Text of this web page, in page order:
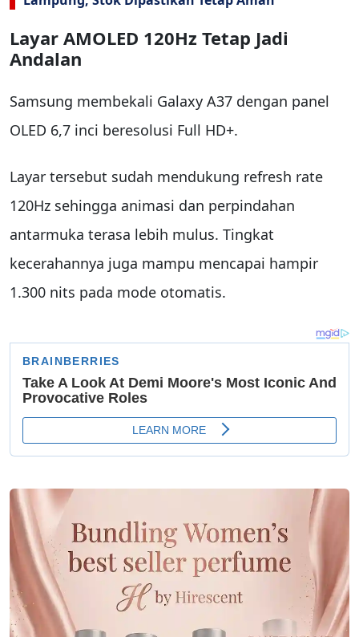
Layar AMOLED 120Hz Tetap Jadi
Andalan
Samsung membekali Galaxy A37 dengan panel
OLED 6,7 inci beresolusi Full HD+.
Layar tersebut sudah mendukung refresh rate
120Hz sehingga animasi dan perpindahan
antarmuka terasa lebih mulus. Tingkat
kecerahannya juga mampu mencapai hampir
1.300 nits pada mode otomatis.